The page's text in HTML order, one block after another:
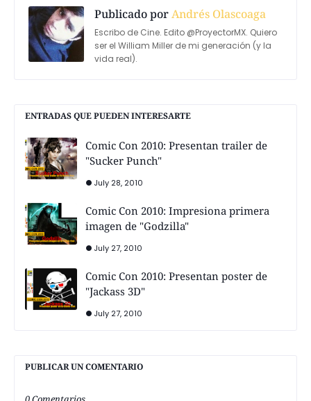
Publicado porAndrés Olascoaga
Escribo de Cine. Edito @ProyectorMX. Quiero
ser el William Miller de mi generación (y la
vida real).
ENTRADAS QUE PUEDEN INTERESARTE
Comic Con 2010: Presentan trailer de
"Sucker Punch"
July 28, 2010
Comic Con 2010: Impresiona primera
imagen de "Godzilla"
July 27, 2010
Comic Con 2010: Presentan poster de
"Jackass 3D"
July 27, 2010
PUBLICAR UN COMENTARIO